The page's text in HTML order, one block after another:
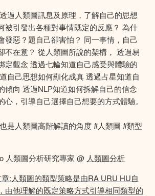
過人類圖訊息及原理，了解自己的思想
被引發出各種對事情既定的反應？ 為什
發惡？題自己卻害怕？ 同一事情，自己
不在意？ 從人類圖所說的架構， 透過易
定觀念 透過七輪知道自己感受與體驗的
自己思想如何顯化成真 透過占星知道自
傾向 透過NLP知道如何拆解自己的信念
心，引導自己選擇自己想要的方式體驗。
是人類圖高階解讀的角度 #人類圖 #類型
人類圖分析研究專家 @ 人類圖分析
:人類圖的類型策略是由RA URU HU自
由他理解的既定策略方式引導相同類型的